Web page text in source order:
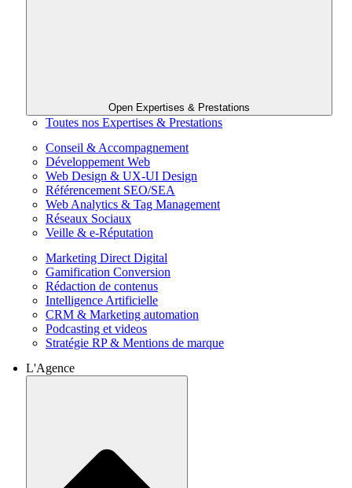
Open Expertises & Prestations
Toutes nos Expertises & Prestations
Conseil & Accompagnement
Développement Web
Web Design & UX-UI Design
Référencement SEO/SEA
Web Analytics & Tag Management
Réseaux Sociaux
Veille & e-Réputation
Marketing Direct Digital
Gamification Conversion
Rédaction de contenus
Intelligence Artificielle
CRM & Marketing automation
Podcasting et videos
Stratégie RP & Mentions de marque
L'Agence